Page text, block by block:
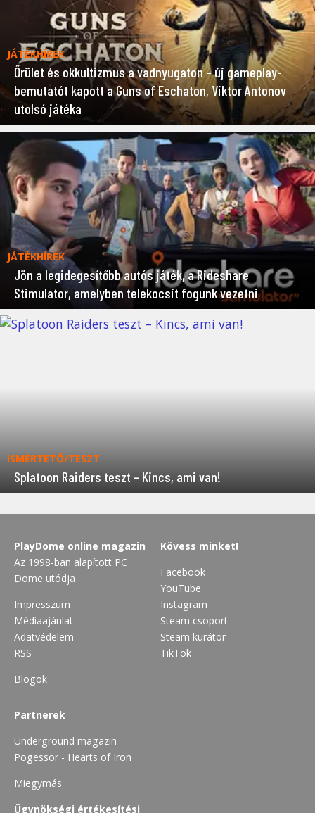
JÁTÉKHÍREK
Őrület és okkultizmus a vadnyugaton – új gameplay-
bemutatót kapott a Guns of Eschaton, Viktor Antonov
utolsó játéka
JÁTÉKHÍREK
Jön a legidegesítőbb autós játék, a Rideshare
Stimulator, amelyben telekocsit fogunk vezetni
ISMERTETŐ/TESZT
Splatoon Raiders teszt – Kincs, ami van!
PlayDome online magazin
Az 1998-ban alapított PC
Dome utódja
Impresszum
Médiaajánlat
Adatvédelem
RSS
Blogok
Kövess minket!
Facebook
YouTube
Instagram
Steam csoport
Steam kurátor
TikTok
Partnerek
Underground magazin
Pogessor - Hearts of Iron
Miegymás
Ügynökségi értékesítési